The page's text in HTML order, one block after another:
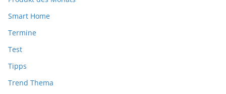
Smart Home
Termine
Test
Tipps
Trend Thema